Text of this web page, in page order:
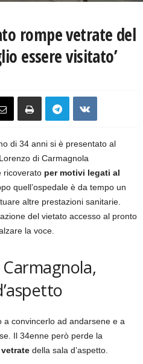
rompe vetrate del
essere visitato’
di 34 anni si è presentato al
di Carmagnola
ricoverato per motivi legati al
quell’ospedale è da tempo un
altre prestazioni sanitarie.
del vietato accesso al pronto
la voce.
a convincerlo ad andarsene e a
Il 34enne però perde la
della sala d’aspetto.